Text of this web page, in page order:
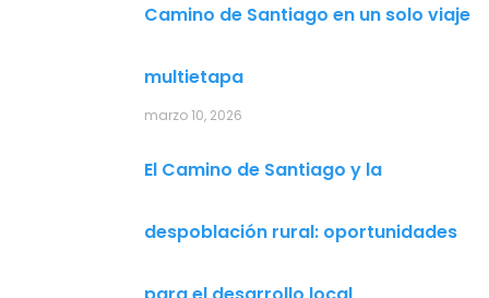
Camino de Santiago en un solo viaje
multietapa
marzo 10, 2026
El Camino de Santiago y la
despoblación rural: oportunidades